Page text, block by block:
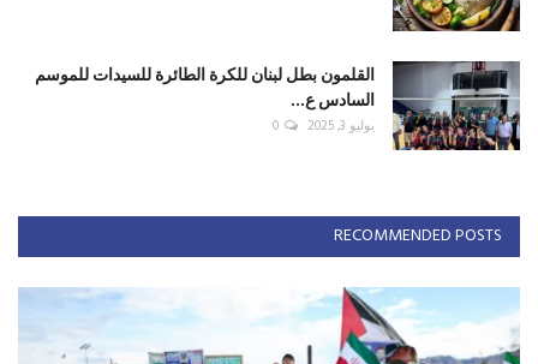
القلمون بطل لبنان للكرة الطائرة للسيدات للموسم
السادس ع...
يوليو 3, 2025 0
RECOMMENDED POSTS